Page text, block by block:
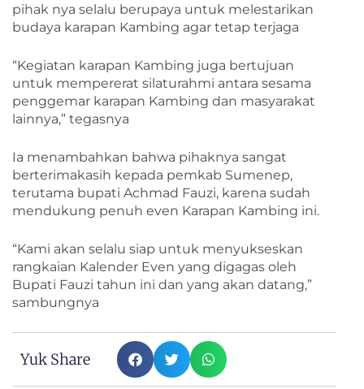
pihak nya selalu berupaya untuk melestarikan
budaya karapan Kambing agar tetap terjaga
“Kegiatan karapan Kambing juga bertujuan
untuk mempererat silaturahmi antara sesama
penggemar karapan Kambing dan masyarakat
lainnya,” tegasnya
Ia menambahkan bahwa pihaknya sangat
berterimakasih kepada pemkab Sumenep,
terutama bupati Achmad Fauzi, karena sudah
mendukung penuh even Karapan Kambing ini.
“Kami akan selalu siap untuk menyukseskan
rangkaian Kalender Even yang digagas oleh
Bupati Fauzi tahun ini dan yang akan datang,”
sambungnya
Yuk Share